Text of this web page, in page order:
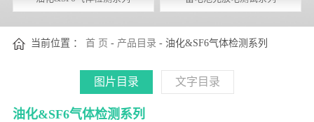
当前位置 ： 首 页 - 产品目录 - 油化&SF6气体检测系列
图片目录 文字目录
油化&SF6气体检测系列